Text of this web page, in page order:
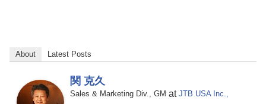
About Latest Posts
関 克久
Sales & Marketing Div., GM at JTB USA Inc.,